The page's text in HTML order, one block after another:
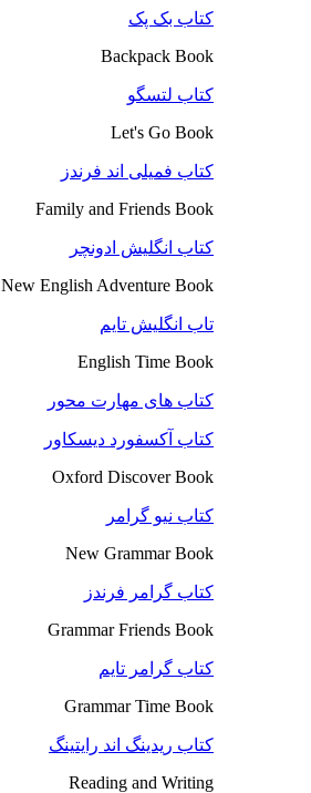
کتاب بک پک
Backpack Book
کتاب لتسگو
Let's Go Book
کتاب فمیلی اند فرندز
Family and Friends Book
کتاب انگلیش ادونچر
New English Adventure Book
تاب انگلیش تایم
English Time Book
کتاب های مهارت محور
کتاب آکسفورد دیسکاور
Oxford Discover Book
کتاب نیو گرامر
New Grammar Book
کتاب گرامر فرندز
Grammar Friends Book
کتاب گرامر تایم
Grammar Time Book
کتاب ریدینگ اند رایتینگ
Reading and Writing